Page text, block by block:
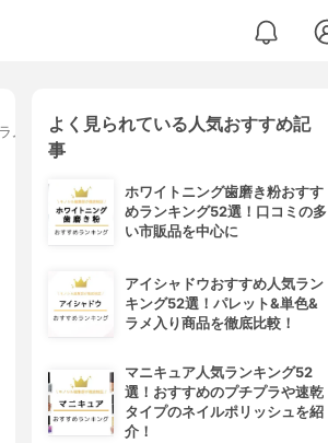
ム
よく見られている人気おすすめ記
事
ホワイトニング歯磨き粉おすす
めランキング52選！口コミの多
い市販品を中心に
アイシャドウおすすめ人気ラン
キング52選！パレット&単色&
ラメ入り商品を徹底比較！
マニキュア人気ランキング52
選！おすすめのプチプラや速乾
タイプのネイルポリッシュを紹
介！